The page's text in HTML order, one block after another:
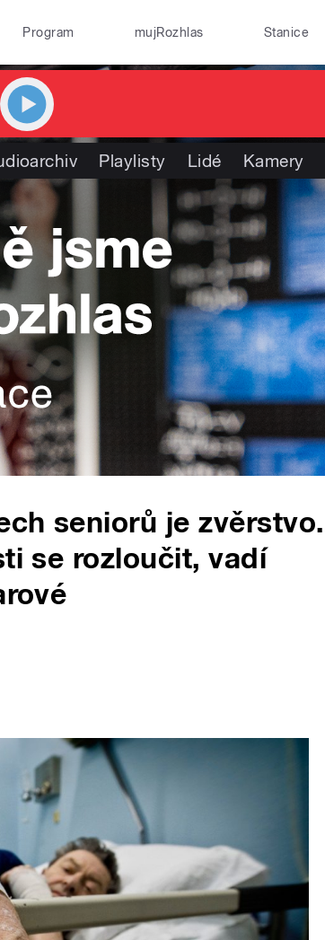
Program mujRozhlas Stanice
Playlisty Lidé Kamery
seniorů je zvěrstvo.
se rozloučit, vadí